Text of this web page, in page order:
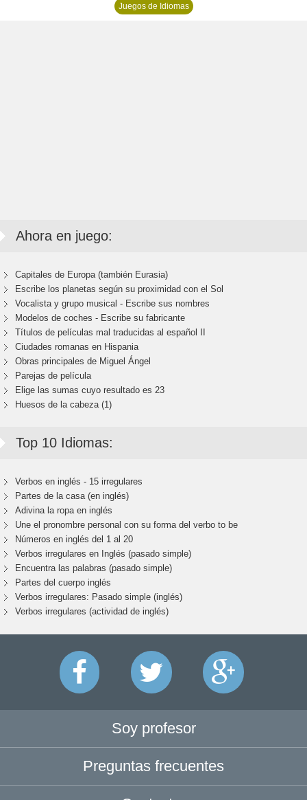
Juegos de Idiomas
Ahora en juego:
Capitales de Europa (también Eurasia)
Escribe los planetas según su proximidad con el Sol
Vocalista y grupo musical - Escribe sus nombres
Modelos de coches - Escribe su fabricante
Títulos de películas mal traducidas al español II
Ciudades romanas en Hispania
Obras principales de Miguel Ángel
Parejas de película
Elige las sumas cuyo resultado es 23
Huesos de la cabeza (1)
Top 10 Idiomas:
Verbos en inglés - 15 irregulares
Partes de la casa (en inglés)
Adivina la ropa en inglés
Une el pronombre personal con su forma del verbo to be
Números en inglés del 1 al 20
Verbos irregulares en Inglés (pasado simple)
Encuentra las palabras (pasado simple)
Partes del cuerpo inglés
Verbos irregulares: Pasado simple (inglés)
Verbos irregulares (actividad de inglés)
Soy profesor
Preguntas frecuentes